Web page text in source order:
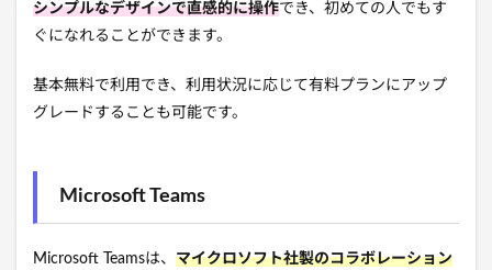
シンプルなデザインで直感的に操作でき、初めての人でもす
ぐになれることができます。
基本無料で利用でき、利用状況に応じて有料プランにアップ
グレードすることも可能です。
Microsoft Teams
Microsoft Teamsは、 マイクロソフト社製のコラボレーション